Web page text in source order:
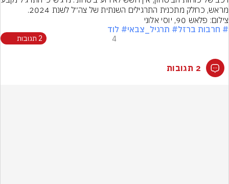
מראש, כחלק מתכנית התרגילים השנתית של צה״ל לשנת 2024.
צילום: פלאש 90, יוסי אלוני
# חרבות ברזל# תרגיל_צבאי# לוד
4 2 תגובות
2 תגובות